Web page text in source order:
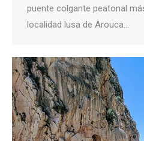
puente colgante peatonal
localidad lusa de Arouca…